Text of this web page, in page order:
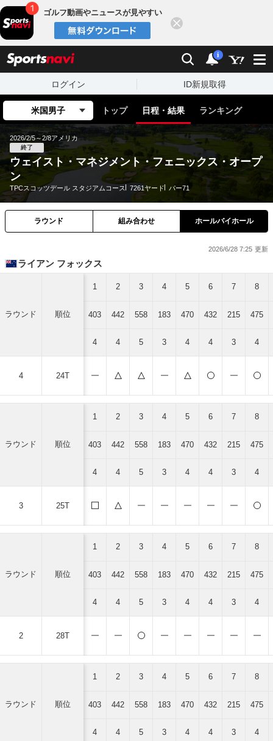
ゴルフ動画やニュースが見やすい
検索 通知
i
ログイン ID新規取得
米国男子 トップ 日程・結果 ランキング
2026/2/5～2/8アメリカ
終了
ウェイスト・マネジメント・フェニックス・オープ
ン
TPCスコッツデール スタジアムコース 7261ヤード パー71
ラウンド 組み合わせ ホールバイホール
2026/6/28 7:25
ライアン フォックス
ラウンド 順位
4 24T
1 2 3 4 5 6 7 8
403 442 558 183 470 432 215 475
4 4 5 3 4 4 3 4
ラウンド 順位
3 25T
1 2 3 4 5 6 7 8
403 442 558 183 470 432 215 475
4 4 5 3 4 4 3 4
ラウンド 順位
2 28T
1 2 3 4 5 6 7 8
403 442 558 183 470 432 215 475
4 4 5 3 4 4 3 4
ラウンド 順位
1 2 3 4 5 6 7 8
403 442 558 183 470 432 215 475
4 4 5 3 4 4 3 4